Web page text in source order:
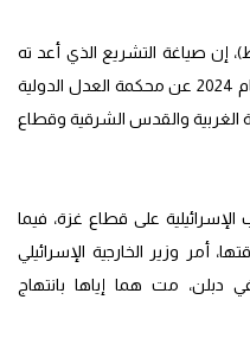
إن صياغة التشريع الذي أعد ته
استندت إلى الرأي الاستشاري الصادر عام 2024 عن محكمة العدل الدولية
الغربية والقدس الشرقية وقطاع
على قطاع غزة، فيما
بدولة فلسطين عام 2024. وقتها، أمر وزير الخارجية الإسرائيلي
دبلن، مت هما إياها بانتهاج